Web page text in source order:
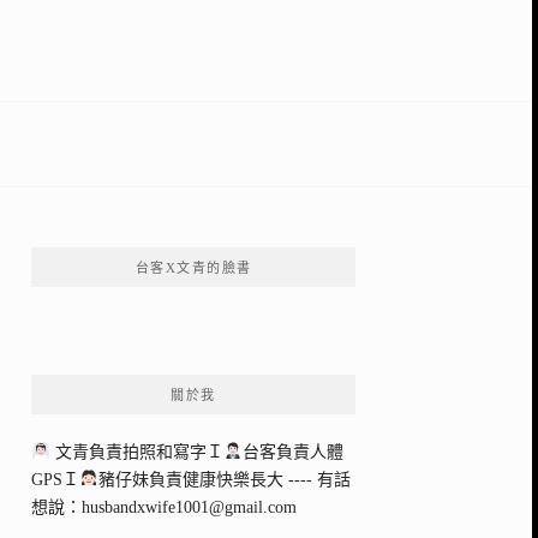
台客X文青的臉書
關於我
文青負責拍照和寫字Ｉ
台客負責人體
GPSＩ
豬仔妹負責健康快樂長大 ---- 有話
想說： husbandxwife1001@gmail.com